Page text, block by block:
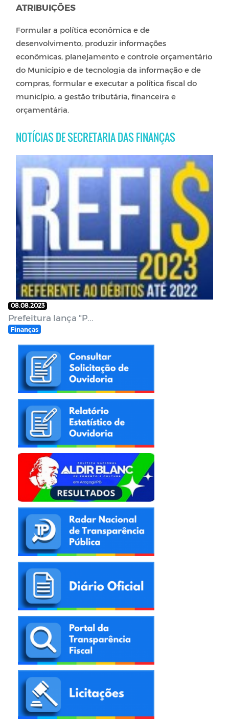
ATRIBUIÇÕES
Formular a política econômica e de
desenvolvimento, produzir informações
econômicas, planejamento e controle orçamentário
do Município e de tecnologia da informação e de
compras, formular e executar a política fiscal do
município, a gestão tributária, financeira e
orçamentária.
NOTÍCIAS DE SECRETARIA DAS FINANÇAS
08.08.2023
Prefeitura lança "P...
Finanças